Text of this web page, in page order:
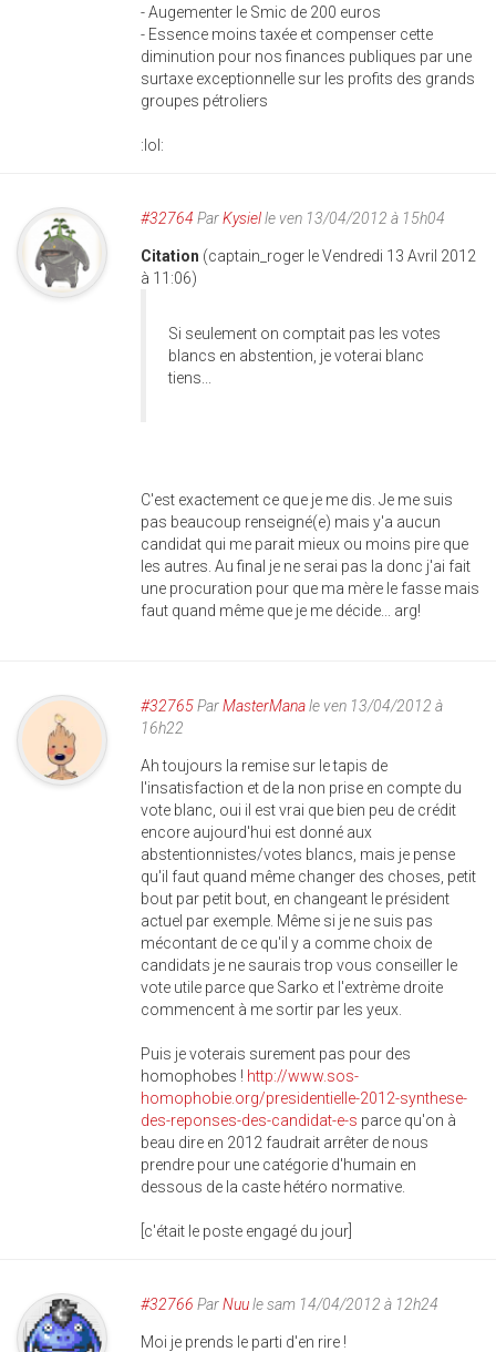
- Augementer le Smic de 200 euros
- Essence moins taxée et compenser cette
diminution pour nos finances publiques par une
surtaxe exceptionnelle sur les profits des grands
groupes pétroliers
:lol:
#32764 ParKysielle ven 13/04/2012 à 15h04
Citation (captain_roger le Vendredi 13 Avril 2012
à 11:06)
Si seulement on comptait pas les votes
blancs en abstention, je voterai blanc
tiens...
C'est exactement ce que je me dis. Je me suis
pas beaucoup renseigné(e) mais y'a aucun
candidat qui me parait mieux ou moins pire que
les autres. Au final je ne serai pas la donc j'ai fait
une procuration pour que ma mère le fasse mais
faut quand même que je me décide... arg!
#32765ParMasterManale ven 13/04/2012 à
16h22
Ah toujours la remise sur le tapis de
l'insatisfaction et de la non prise en compte du
vote blanc, oui il est vrai que bien peu de crédit
encore aujourd'hui est donné aux
abstentionnistes/votes blancs, mais je pense
qu'il faut quand même changer des choses, petit
bout par petit bout, en changeant le président
actuel par exemple. Même si je ne suis pas
mécontant de ce qu'il y a comme choix de
candidats je ne saurais trop vous conseiller le
vote utile parce que Sarko et l'extrème droite
commencent à me sortir par les yeux.
Puis je voterais surement pas pour des
homophobes ! http://www.sos-
homophobie.org/presidentielle-2012-synthese-
des-reponses-des-candidat-e-s parce qu'on à
beau dire en 2012 faudrait arrêter de nous
prendre pour une catégorie d'humain en
dessous de la caste hétéro normative.
[c'était le poste engagé du jour]
#32766 ParNuule sam 14/04/2012 à 12h24
Moi je prends le parti d'en rire !